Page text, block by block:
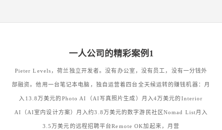
一人公司的精彩案例1
Pieter Levels，荷兰独立开发者。没有办公室，没有员工，没有一分钱外
部融资。他用一台笔记本电脑，独自运营着四台全天候运转的赚钱机器：月
入13.8万美元的Photo AI（AI写真照片生成）月入4万美元的Interior
AI（AI室内设计方案）月入约3.8万美元的数字游民社区Nomad List月入
3.5万美元的远程招聘平台Remote OK加起来，月营